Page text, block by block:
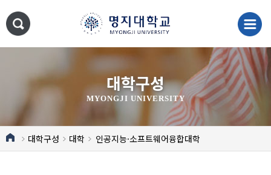
대학구성
MYONGJI UNIVERSITY
대학구성 대학 인공지능·소프트웨어융합대학